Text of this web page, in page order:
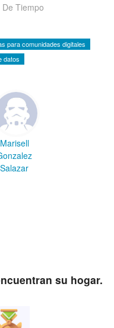
Tiempo
para comunidades digitales
datos
Marisell
Salazar
su hogar.